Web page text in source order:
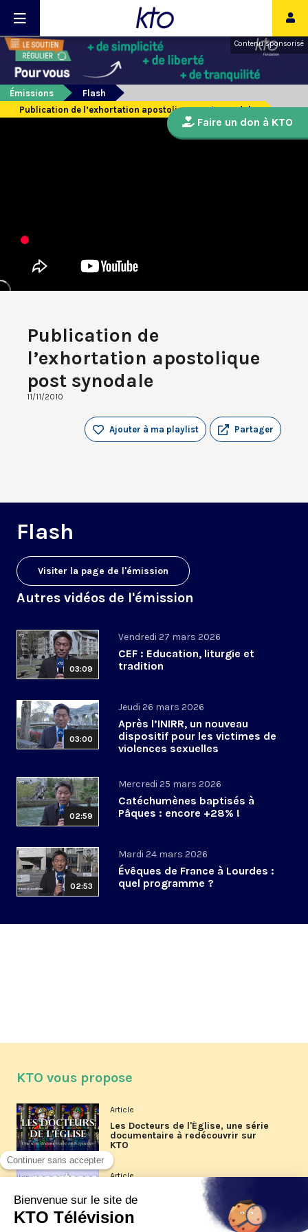
Contenu sponsorisé
Émissions
Flash
Publication de l’exhortation apostolique post synodale
Publication de
l’exhortation apostolique
post synodale
11/11/2010
Partager
Ajouter à ma playlist
Flash
Visiter la page de l'émission
Autres vidéos de l'émission
03:09
Vendredi 27 mars 2026
CEF : Education, liturgie et
tradition
03:00
Jeudi 26 mars 2026
Après l’INIRR, un nouveau
dispositif pour les victimes de
violences sexuelles
02:59
Mercredi 25 mars 2026
Catéchumènes baptisés à
Pâques : encore +28% !
02:53
Mardi 24 mars 2026
Évêques de France à Lourdes :
quel programme ?
Faire un don à KTO
KTO vous propose
Article
Les Docteurs de l'Église, une série
documentaire à redécouvrir sur
KTO
Article
Les reportages d'été 2026 de KTO